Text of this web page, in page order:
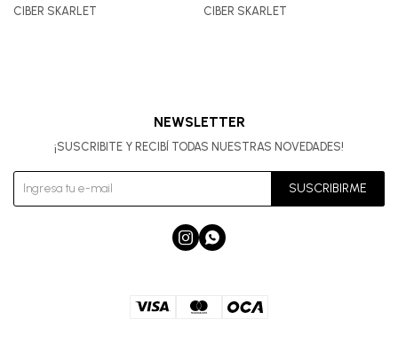
CIBER SKARLET CIBER SKARLET
NEWSLETTER
¡SUSCRIBITE Y RECIBÍ TODAS NUESTRAS NOVEDADES!
SUSCRIBIRME
 